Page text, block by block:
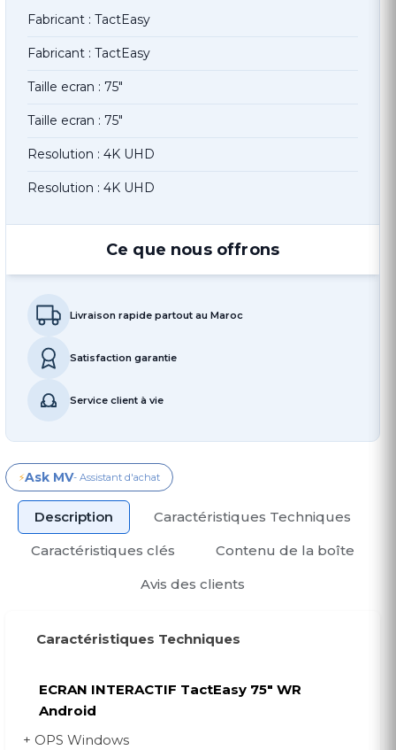
Fabricant : TactEasy
Fabricant : TactEasy
Taille ecran : 75"
Taille ecran : 75"
Resolution : 4K UHD
Resolution : 4K UHD
Ce que nous offrons
Livraison rapide partout au Maroc
Satisfaction garantie
Service client à vie
⚡Ask MV- Assistant d'achat
Description
Caractéristiques Techniques
Caractéristiques clés
Contenu de la boîte
Avis des clients
Caractéristiques Techniques
ECRAN INTERACTIF TactEasy 75" WR
Android
+ OPS Windows